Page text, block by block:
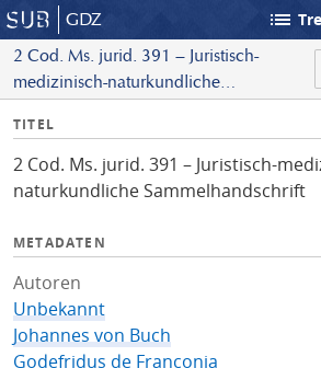
GDZ list
2 Cod. Ms. jurid. 391 – Juristisch-
medizinisch-naturkundliche
I
f
o
TITEL
2 Cod. Ms. jurid. 391 – Juristisch-
naturkundliche Sammelhandschrift
METADATEN
Autoren
Unbekannt
Johannes von Buch
Godefridus de Franconia